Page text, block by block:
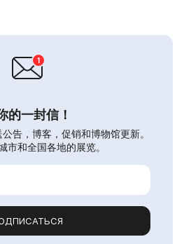
的一封信！
告，博客，促销和博物馆更新。
市和全国各地的展览。